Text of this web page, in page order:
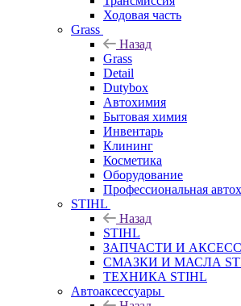
Ходовая часть
Grass
Назад
Grass
Detail
Dutybox
Автохимия
Бытовая химия
Инвентарь
Клининг
Косметика
Оборудование
Профессиональная
STIHL
Назад
STIHL
ЗАПЧАСТИ И
СМАЗКИ И МАСЛА
ТЕХНИКА STIHL
Автоаксессуары